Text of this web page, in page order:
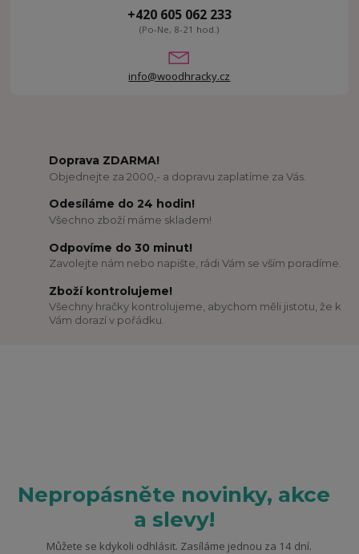
+420 605 062 233
(Po-Ne, 8-21 hod.)
info@woodhracky.cz
Doprava ZDARMA!
Objednejte za 2000,- a dopravu zaplatíme za Vás.
Odesíláme do 24 hodin!
Všechno zboží máme skladem!
Odpovíme do 30 minut!
Zavolejte nám nebo napište, rádi Vám se vším poradíme.
Zboží kontrolujeme!
Všechny hračky kontrolujeme, abychom měli jistotu, že k
Vám dorazí v pořádku.
Nepropásněte novinky, akce
a slevy!
Můžete se kdykoli odhlásit. Zasíláme jednou za 14 dní.